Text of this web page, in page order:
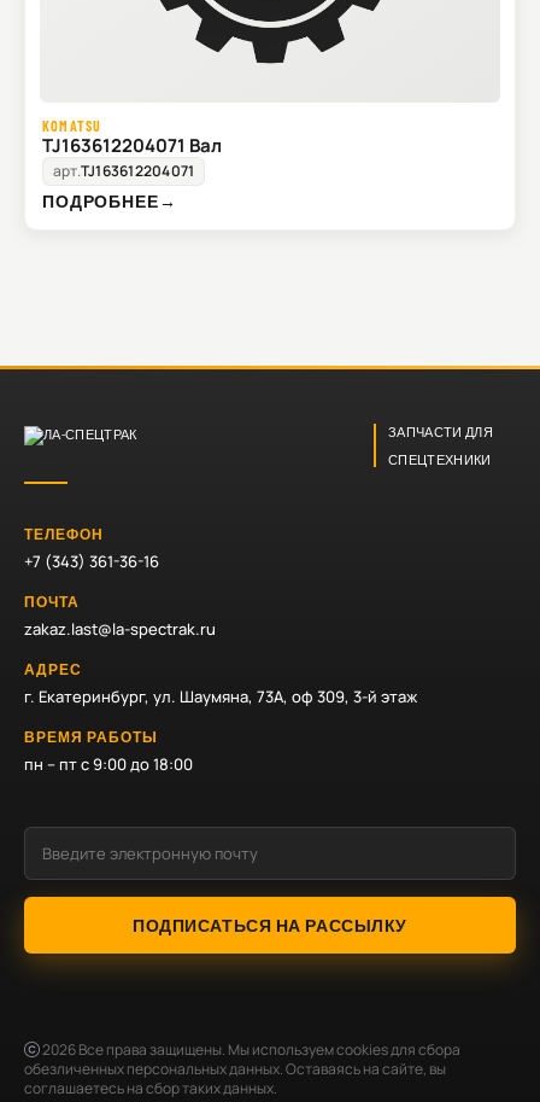
KOMATSU
TJ163612204071 Вал
арт.TJ163612204071
ПОДРОБНЕЕ→
ЗАПЧАСТИ ДЛЯ
СПЕЦТЕХНИКИ
ТЕЛЕФОН
+7 (343) 361-36-16
ПОЧТА
zakaz.last@la-spectrak.ru
АДРЕС
г. Екатеринбург, ул. Шаумяна, 73А, оф 309, 3-й этаж
ВРЕМЯ РАБОТЫ
пн – пт с 9:00 до 18:00
ПОДПИСАТЬСЯ НА РАССЫЛКУ
2026Все права защищены. Мы используем cookies для сбора
обезличенных персональных данных. Оставаясь на сайте, вы
соглашаетесь на сбор таких данных.